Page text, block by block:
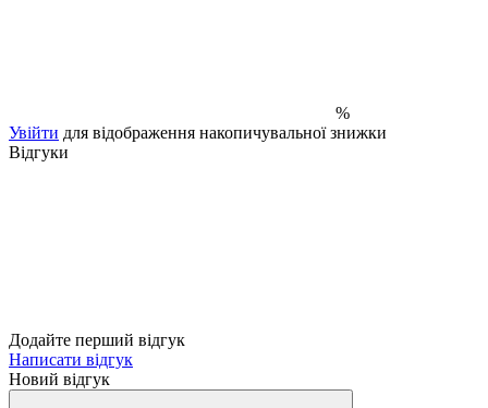
%
Увійти для відображення накопичувальної знижки
Відгуки
Додайте перший відгук
Написати відгук
Новий відгук